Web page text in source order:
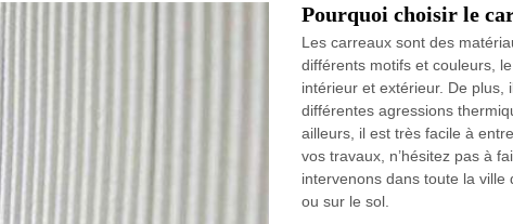
Pourquoi choisir le
Les carreaux sont des
différents motifs et couleurs,
intérieur et extérieur. De plus,
différentes agressions
ailleurs, il est très facile à
vos travaux, n’hésitez pas à
intervenons dans toute la
ou sur le sol.